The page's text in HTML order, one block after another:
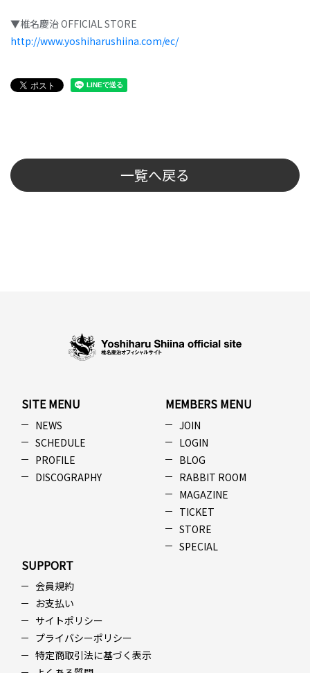
▼椎名慶治 OFFICIAL STORE
http://www.yoshiharushiina.com/ec/
一覧へ戻る
SITE MENU
NEWS
SCHEDULE
PROFILE
DISCOGRAPHY
MEMBERS MENU
JOIN
LOGIN
BLOG
RABBIT ROOM
MAGAZINE
TICKET
STORE
SPECIAL
SUPPORT
会員規約
お支払い
サイトポリシー
プライバシーポリシー
特定商取引法に基づく表示